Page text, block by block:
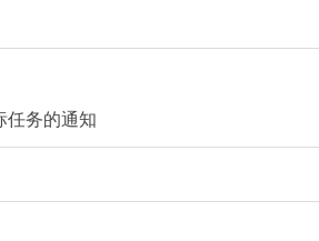
任务的通知